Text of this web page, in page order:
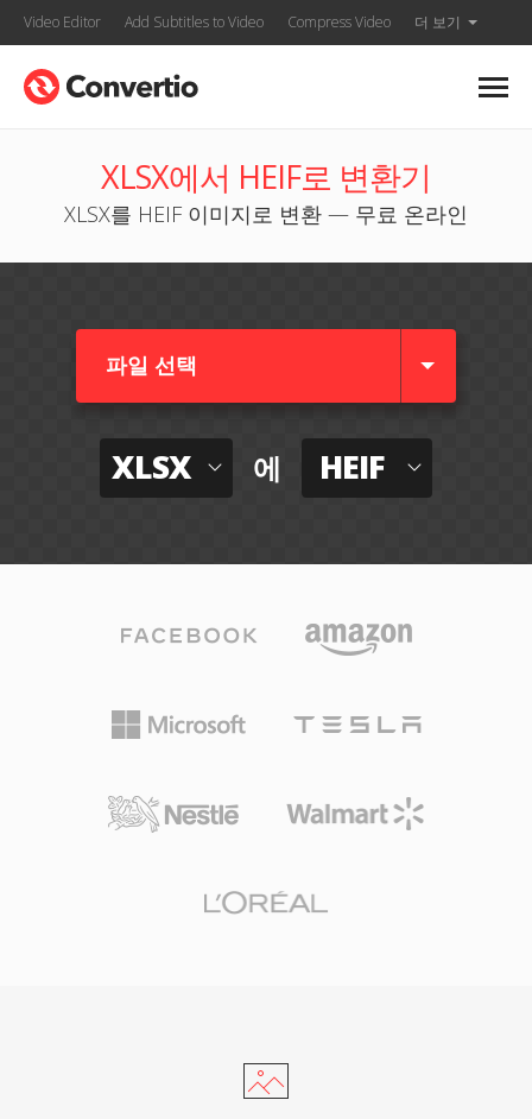
Video Editor Add Subtitles to Video Compress Video 더 보기
XLSX에서 HEIF로 변환기
XLSX를 HEIF 이미지로 변환 — 무료 온라인
파일 선택
XLSX 에 HEIF